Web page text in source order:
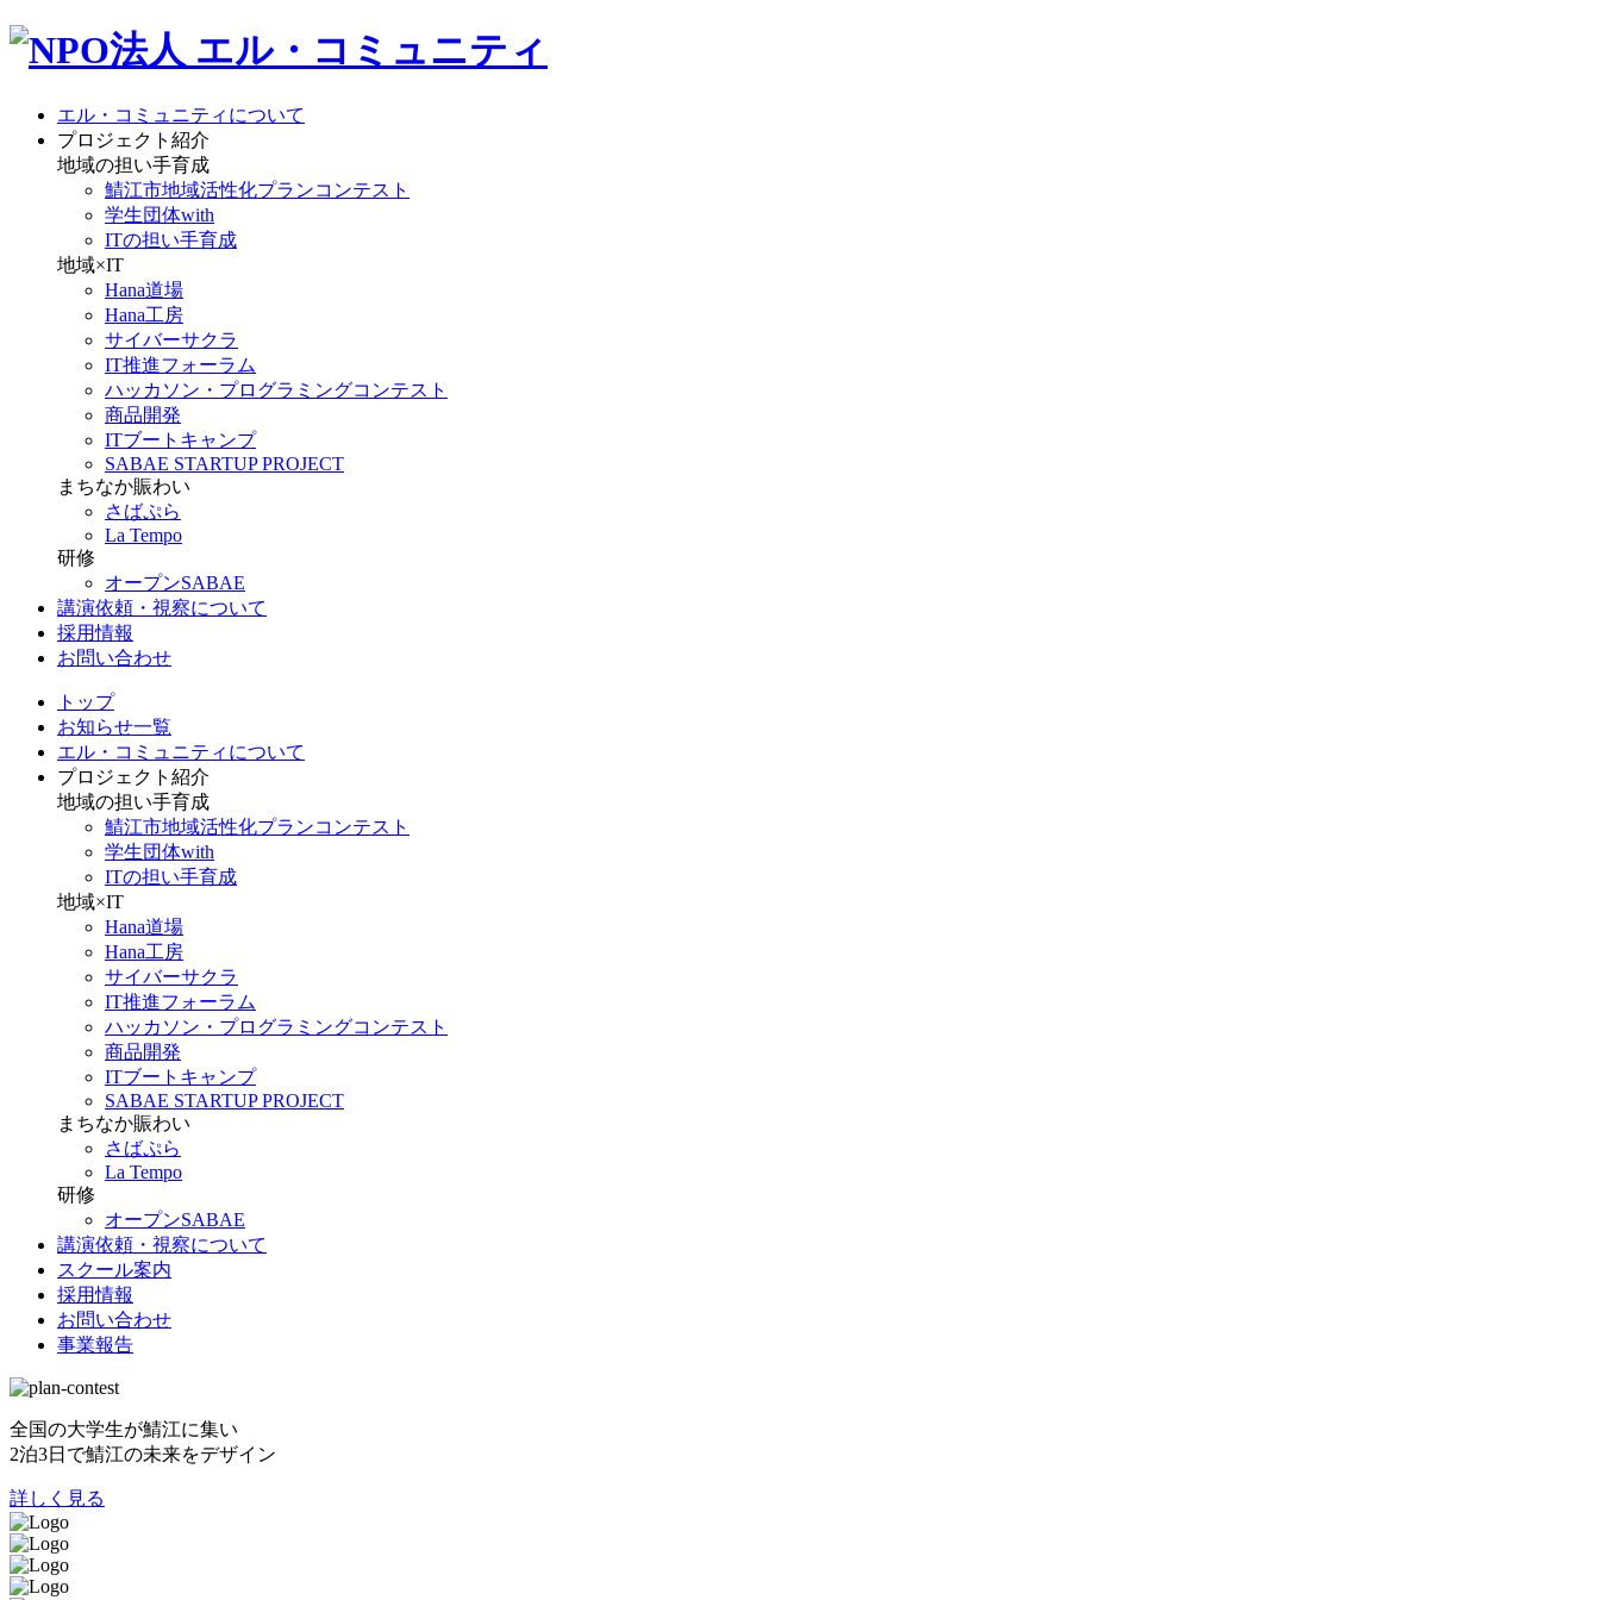
エル・コミュニティについて
プロジェクト紹介
地域の担い手育成
鯖江市地域活性化プランコンテスト
学生団体with
ITの担い手育成
地域×IT
Hana道場
Hana工房
サイバーサクラ
IT推進フォーラム
ハッカソン・プログラミングコンテスト
商品開発
ITブートキャンプ
SABAE STARTUP PROJECT
まちなか賑わい
さばぷら
La Tempo
研修
オープンSABAE
講演依頼・視察について
採用情報
お問い合わせ
トップ
お知らせ一覧
エル・コミュニティについて
プロジェクト紹介
地域の担い手育成
鯖江市地域活性化プランコンテスト
学生団体with
ITの担い手育成
地域×IT
Hana道場
Hana工房
サイバーサクラ
IT推進フォーラム
ハッカソン・プログラミングコンテスト
商品開発
ITブートキャンプ
SABAE STARTUP PROJECT
まちなか賑わい
さばぷら
La Tempo
研修
オープンSABAE
講演依頼・視察について
スクール案内
採用情報
お問い合わせ
事業報告
全国の大学生が鯖江に集い
2泊3日で鯖江の未来をデザイン
詳しく見る